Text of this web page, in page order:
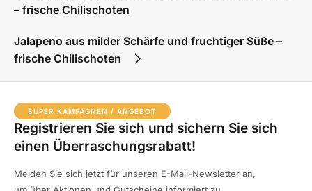
– frische Chilischoten
Jalapeno aus milder Schärfe und fruchtiger Süße –
frische Chilischoten
SUPER KAMPAGNEN / ANGEBOT
Registrieren Sie sich und sichern Sie sich
einen Überraschungsrabatt!
Melden Sie sich jetzt für unseren E-Mail-Newsletter an,